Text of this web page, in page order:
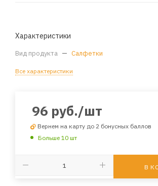
Характеристики
Вид продукта — Салфетки
Все характеристики
96 руб./шт
Вернем на карту до 2 бонусных баллов
Больше 10 шт
В